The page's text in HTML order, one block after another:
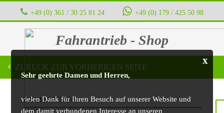
+49 (0) 361 / 30 25 81 24 ‭ ‭ ‭ ‭ +49 (0) 179 / 425 50 98
Fahrantrieb - Shop
x
Sehr geehrte Damen und Herren,
vielen Dank für Ihren Besuch auf unserer Website und
dem damit verbundenen Interesse an unseren
ZURÜCK ZUR VORHERIGEN SEITE
BAUMASCHINE